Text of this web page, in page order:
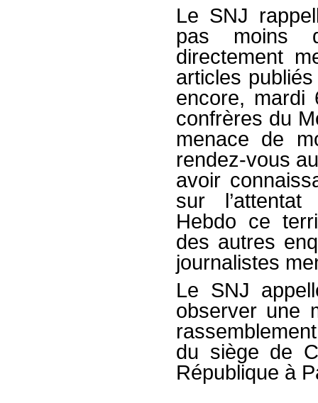
Le SNJ
pas moins
directement
articles
encore, mardi
confrères du
menace de
rendez-vous
avoir
sur
Hebdo ce
des autres
journalistes
Le SNJ
observer une
du siège de
République à